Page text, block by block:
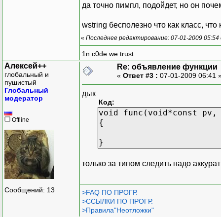
да точно пимпл, подойдет, но он
wstring бесполезно что как класс, что
« Последнее редактирование: 07-01-2009
1n c0de we trust
Алексей++
глобальный и
пушистый
Глобальный
модератор
Offline
Сообщений: 13
Re: объявление функции
« Ответ #3 : 07-01-2009 06:41
дык
Код:
void func(void*const pv,
{
}
только за типом следить надо
>FAQ ПО ПРОГР.
>ССЫЛКИ ПО ПРОГР.
>Правила"Неотложки"